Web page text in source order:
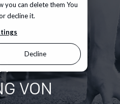
you can delete them You
decline it.
Decline
VON